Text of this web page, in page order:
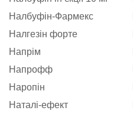
Налбуфін-Фармекс
Налгезін форте
Напрім
Напрофф
Наропін
Наталі-ефект